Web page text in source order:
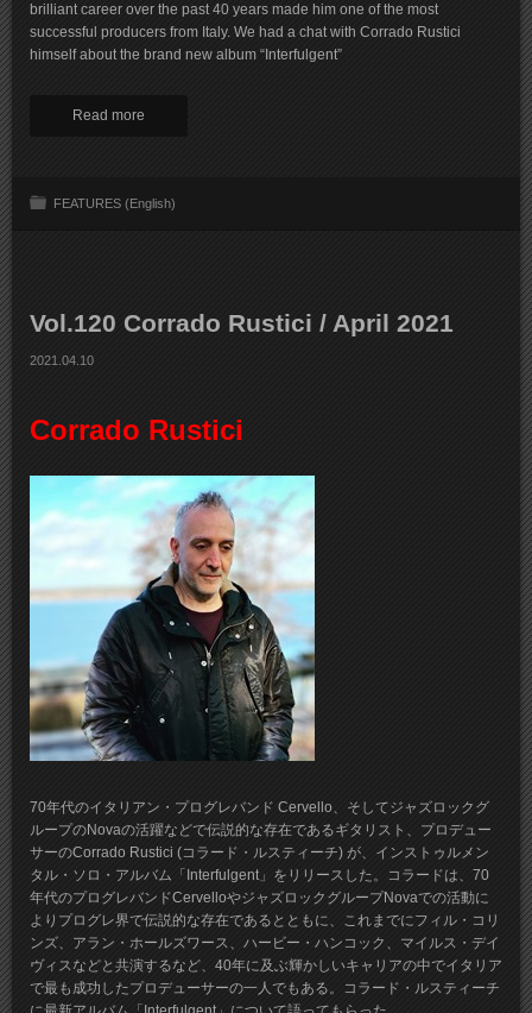
brilliant career over the past 40 years made him one of the most
successful producers from Italy. We had a chat with Corrado Rustici
himself about the brand new album “Interfulgent”
Read more
FEATURES (English)
Vol.120 Corrado Rustici / April 2021
2021.04.10
Corrado Rustici
70年代のイタリアン・プログレバンド Cervello、そしてジャズロックグ
ループのNovaの活躍などで伝説的な存在であるギタリスト、プロデュー
サーのCorrado Rustici (コラード・ルスティーチ) が、インストゥルメン
タル・ソロ・アルバム「Interfulgent」をリリースした。コラードは、70
年代のプログレバンドCervelloやジャズロックグループNovaでの活動に
よりプログレ界で伝説的な存在であるとともに、これまでにフィル・コリ
ンズ、アラン・ホールズワース、ハービー・ハンコック、マイルス・デイ
ヴィスなどと共演するなど、40年に及ぶ輝かしいキャリアの中でイタリア
で最も成功したプロデューサーの一人でもある。コラード・ルスティーチ